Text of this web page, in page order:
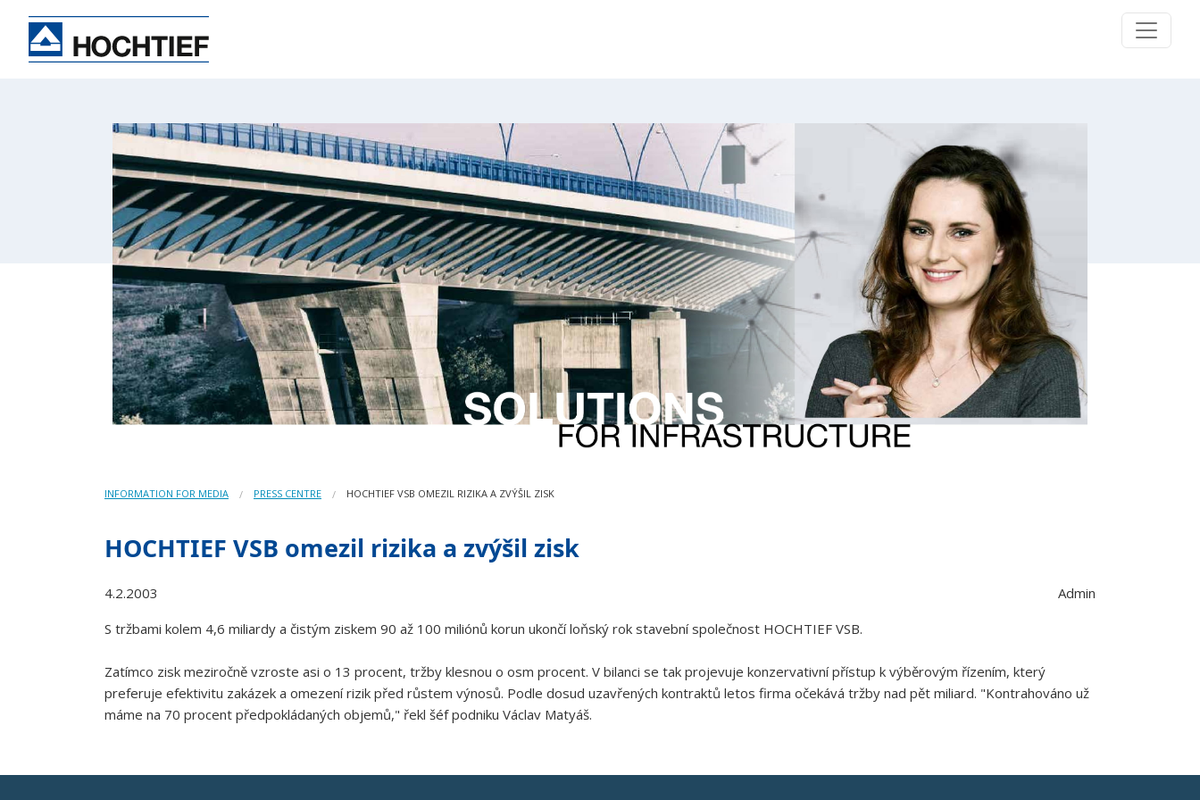
INFORMATION FOR MEDIA PRESS CENTRE HOCHTIEF VSB OMEZIL RIZIKA A ZVÝŠIL ZISK
HOCHTIEF VSB omezil rizika a zvýšil zisk
4.2.2003
Admin
S tržbami kolem 4,6 miliardy a čistým ziskem 90 až 100 miliónů korun ukončí loňský rok stavební společnost HOCHTIEF VSB.
Zatímco zisk meziročně vzroste asi o 13 procent, tržby klesnou o osm procent. V bilanci se tak projevuje konzervativní přístup k výběrovým řízením, který
preferuje efektivitu zakázek a omezení rizik před růstem výnosů. Podle dosud uzavřených kontraktů letos firma očekává tržby nad pět miliard. "Kontrahováno už
máme na 70 procent předpokládaných objemů," řekl šéf podniku Václav Matyáš.